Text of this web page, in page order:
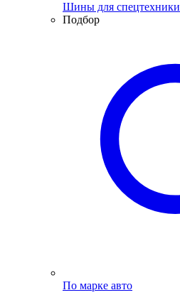
Шины для спецтехники
Подбор
По марке авто